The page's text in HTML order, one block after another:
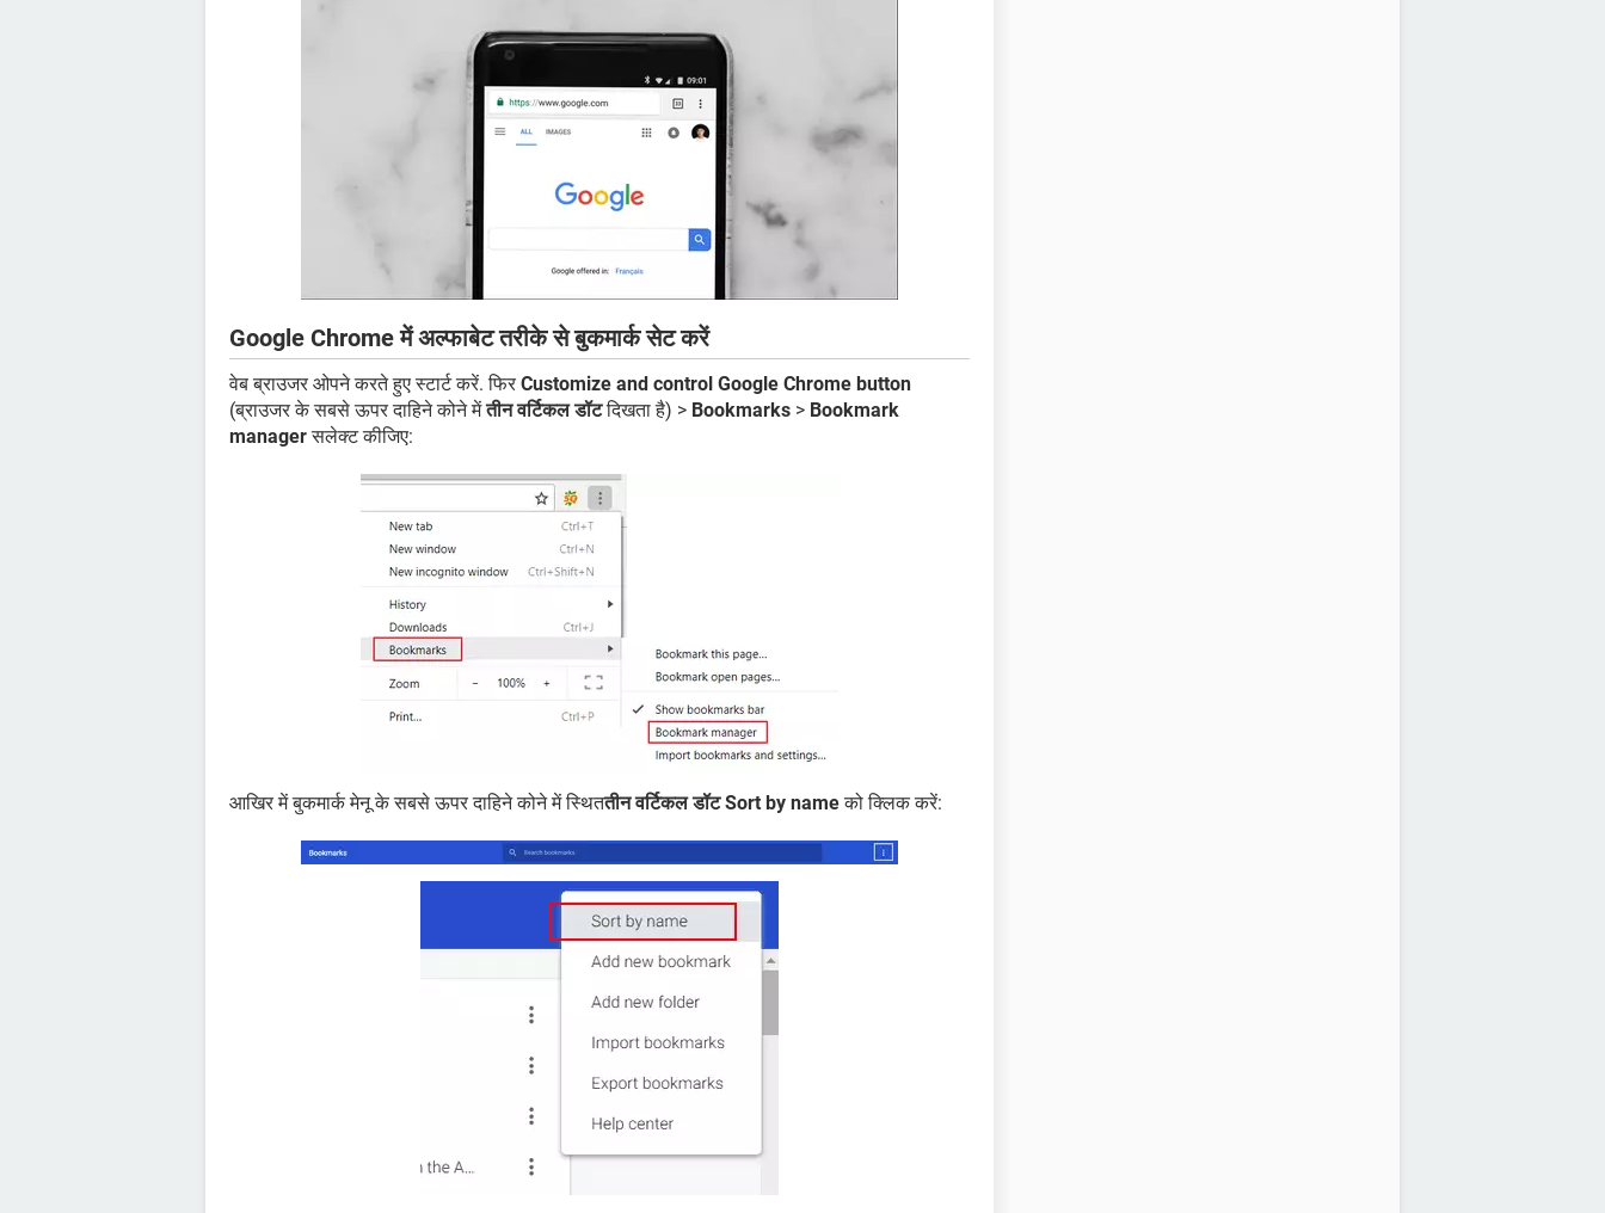
Google Chrome में अल्फाबेट तरीके से बुकमार्क सेट करें
वेब ब्राउजर ओपने करते हुए स्टार्ट करें. फिर Customize and control Google Chrome button
(ब्राउजर के सबसे ऊपर दाहिने कोने मेंतीन वर्टिकल डॉटदिखता है) > Bookmarks > Bookmark
managerसलेक्ट कीजिए:
आखिर में बुकमार्क मेनू के सबसे ऊपर दाहिने कोने में स्थिततीन वर्टिकल डॉट Sort by nameको क्लिक करें: